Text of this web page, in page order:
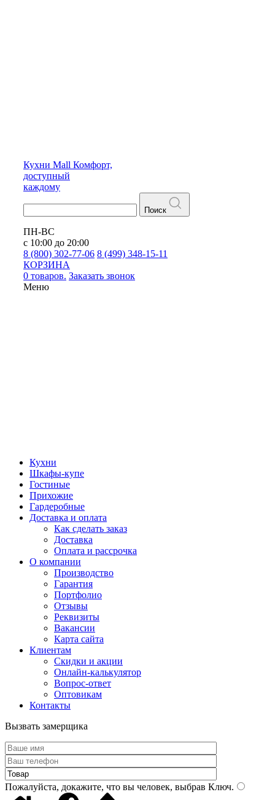
Кухни Mall Комфорт,
доступный
каждому
Поиск
ПН-ВС
с 10:00 до 20:00
8 (800) 302-77-06 8 (499) 348-15-11
КОРЗИНА
0 товаров. Заказать звонок
Меню
Кухни
Шкафы-купе
Гостиные
Прихожие
Гардеробные
Доставка и оплата
Как сделать заказ
Доставка
Оплата и рассрочка
О компании
Производство
Гарантия
Портфолио
Отзывы
Реквизиты
Вакансии
Карта сайта
Клиентам
Скидки и акции
Онлайн-калькулятор
Вопрос-ответ
Оптовикам
Контакты
Вызвать замерщика
Пожалуйста, докажите, что вы человек, выбрав Ключ.